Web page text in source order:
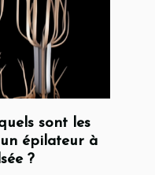
sont les
épilateur à
?